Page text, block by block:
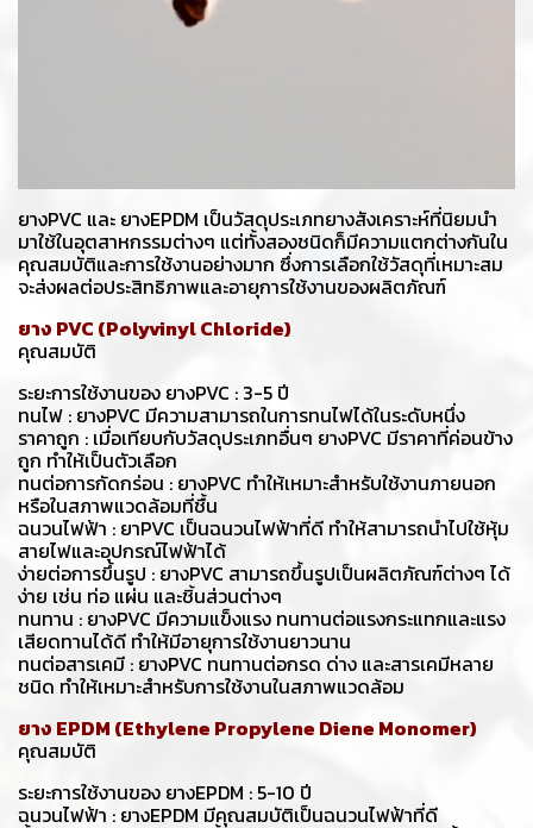
ยางPVC และ ยางEPDM เป็นวัสดุประเภทยางสังเคราะห์ที่นิยมนำ
มาใช้ในอุตสาหกรรมต่างๆ แต่ทั้งสองชนิดก็มีความแตกต่างกันใน
คุณสมบัติและการใช้งานอย่างมาก ซึ่งการเลือกใช้วัสดุที่เหมาะสม
จะส่งผลต่อประสิทธิภาพและอายุการใช้งานของผลิตภัณฑ์
ยาง PVC (Polyvinyl Chloride)
คุณสมบัติ
ระยะการใช้งานของ ยางPVC : 3-5 ปี
ทนไฟ : ยางPVC มีความสามารถในการทนไฟได้ในระดับหนึ่ง
ราคาถูก : เมื่อเทียบกับวัสดุประเภทอื่นๆ ยางPVC มีราคาที่ค่อนข้าง
ถูก ทำให้เป็นตัวเลือก
ทนต่อการกัดกร่อน : ยางPVC ทำให้เหมาะสำหรับใช้งานภายนอก
หรือในสภาพแวดล้อมที่ชื้น
ฉนวนไฟฟ้า : ยาPVC เป็นฉนวนไฟฟ้าที่ดี ทำให้สามารถนำไปใช้หุ้ม
สายไฟและอุปกรณ์ไฟฟ้าได้
ง่ายต่อการขึ้นรูป : ยางPVC สามารถขึ้นรูปเป็นผลิตภัณฑ์ต่างๆ ได้
ง่าย เช่น ท่อ แผ่น และชิ้นส่วนต่างๆ
ทนทาน : ยางPVC มีความแข็งแรง ทนทานต่อแรงกระแทกและแรง
เสียดทานได้ดี ทำให้มีอายุการใช้งานยาวนาน
ทนต่อสารเคมี : ยางPVC ทนทานต่อกรด ด่าง และสารเคมีหลาย
ชนิด ทำให้เหมาะสำหรับการใช้งานในสภาพแวดล้อม
ยาง EPDM (Ethylene Propylene Diene Monomer)
คุณสมบัติ
ระยะการใช้งานของ ยางEPDM : 5-10 ปี
ฉนวนไฟฟ้า : ยางEPDM มีคุณสมบัติเป็นฉนวนไฟฟ้าที่ดี